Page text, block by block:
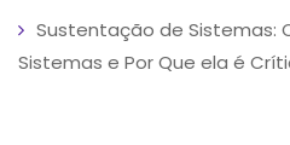
Sustentação de Sistemas:
Sistemas e Por Que ela é